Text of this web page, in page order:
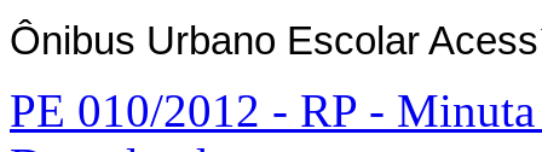
Ônibus Urbano Escolar
PE 010/2012 - RP -